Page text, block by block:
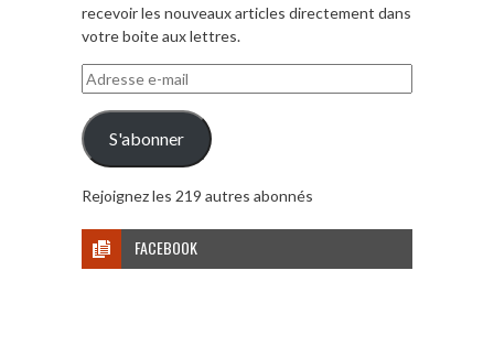
recevoir les nouveaux articles directement dans
votre boite aux lettres.
Adresse
e-
mail
S'abonner
Rejoignez les 219 autres abonnés
FACEBOOK